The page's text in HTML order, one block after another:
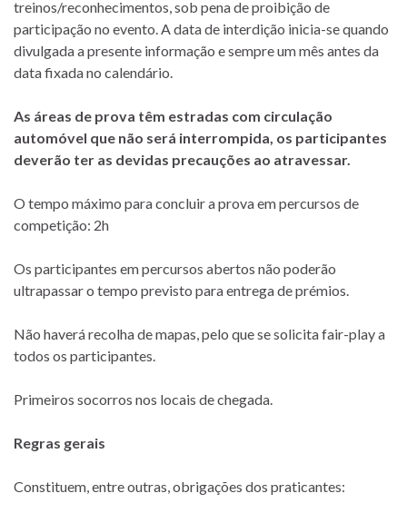
treinos/reconhecimentos, sob pena de proibição de
participação no evento. A data de interdição inicia-se quando
divulgada a presente informação e sempre um mês antes da
data fixada no calendário.
As áreas de prova têm estradas com circulação
automóvel que não será interrompida, os participantes
deverão ter as devidas precauções ao atravessar.
O tempo máximo para concluir a prova em percursos de
competição: 2h
Os participantes em percursos abertos não poderão
ultrapassar o tempo previsto para entrega de prémios.
Não haverá recolha de mapas, pelo que se solicita fair-play a
todos os participantes.
Primeiros socorros nos locais de chegada.
Regras gerais
Constituem, entre outras, obrigações dos praticantes: